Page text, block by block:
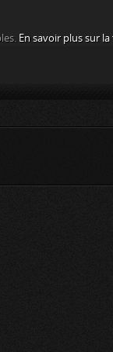
En savoir plus sur